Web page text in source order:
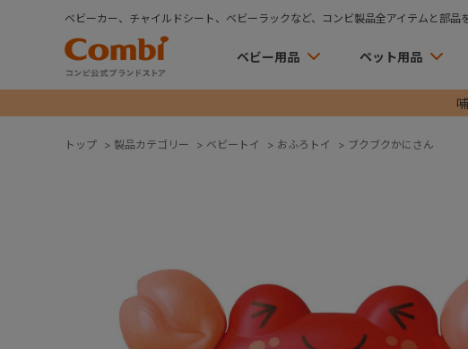
ベビーカー、チャイルドシート、ベビーラックなど、コンビ製品全アイテムと部品
ベビー用品 ペット用品
トップ > 製品カテゴリー > ベビートイ > おふろトイ > ブクブクかにさん